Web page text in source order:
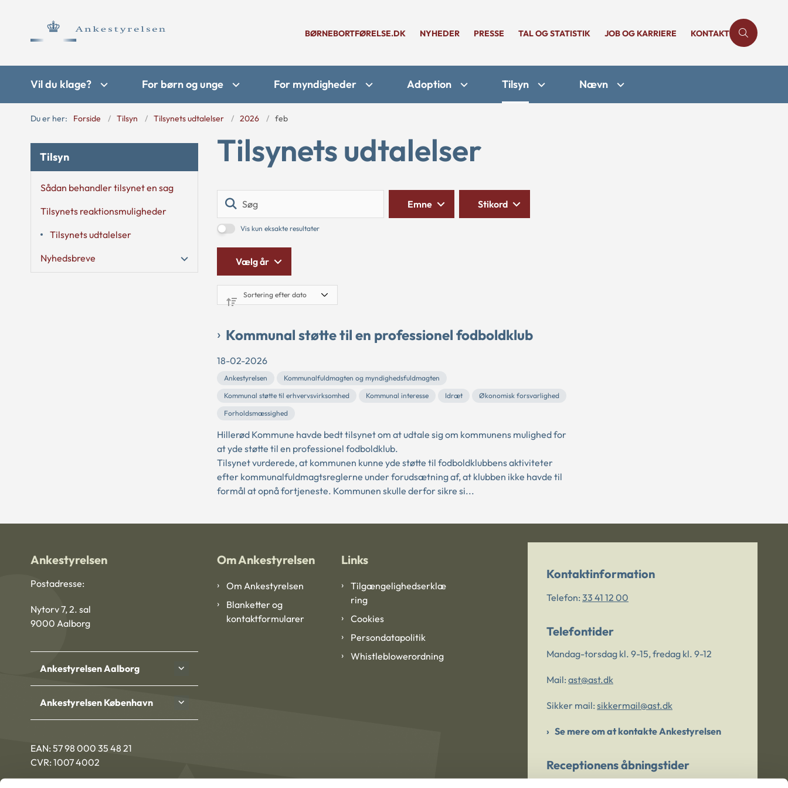
BØRNEBORTFØRELSE.DK NYHEDER PRESSE TAL OG STATISTIK JOB OG KARRIERE KONTAKT
Vil du klage? For børn og unge For myndigheder Adoption Tilsyn Nævn
Du er her: Forside Tilsyn Tilsynets udtalelser 2026 feb
Tilsyn
Sådan behandler tilsynet en sag
Tilsynets reaktionsmuligheder
Tilsynets udtalelser
Nyhedsbreve
Tilsynets udtalelser
Vis kun eksakte resultater
Emne Stikord
Vælg år
Kommunal støtte til en professionel fodboldklub
18-02-2026
Ankestyrelsen
Kommunalfuldmagten og myndighedsfuldmagten
Kommunal støtte til erhvervsvirksomhed
Kommunal interesse Idræt
Økonomisk forsvarlighed
Forholdsmæssighed
Hillerød Kommune havde bedt tilsynet om at udtale sig om kommunens mulighed for
at yde støtte til en professionel fodboldklub.
Tilsynet vurderede, at kommunen kunne yde støtte til fodboldklubbens aktiviteter
efter kommunalfuldmagtsreglerne under forudsætning af, at klubben ikke havde til
formål at opnå fortjeneste. Kommunen skulle derfor sikre si...
Ankestyrelsen
Postadresse:
Nytorv 7, 2. sal
9000 Aalborg
Ankestyrelsen Aalborg
Ankestyrelsen København
EAN: 57 98 000 35 48 21
CVR: 1007 4002
Om Ankestyrelsen
Om Ankestyrelsen
Blanketter og
kontaktformularer
Links
Tilgængelighedserklæ
ring
Cookies
Persondatapolitik
Whistleblowerordning
Kontaktinformation
Telefon: 33 41 12 00
Telefontider
Mandag-torsdag kl. 9-15, fredag kl. 9-12
Mail: ast@ast.dk
Sikker mail: sikkermail@ast.dk
Se mere om at kontakte Ankestyrelsen
Receptionens åbningstider